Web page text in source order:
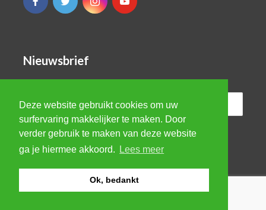
Deze website gebruikt cookies om uw
surfervaring makkelijker te maken. Door
verder gebruik te maken van deze website
ga je hiermee akkoord.
Lees meer
Ok, bedankt
Nieuwsbrief
© VBRO Evergreen 2026